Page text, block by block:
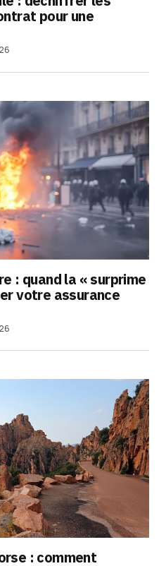
pour une
: quand la « surprime
votre assurance
: comment